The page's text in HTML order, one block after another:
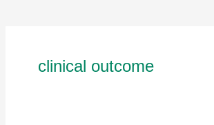
clinical outcome